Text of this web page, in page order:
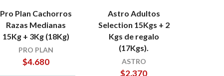
Pro Plan Cachorros
Razas Medianas
15Kg + 3Kg (18Kg)
PRO PLAN
$4.680
Astro Adultos
Selection 15Kgs + 2
Kgs de regalo
(17Kgs).
ASTRO
$2.370